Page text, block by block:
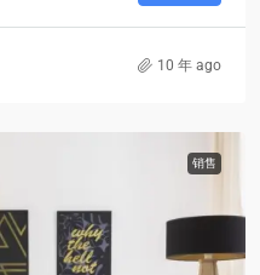
10 年 ago
销售